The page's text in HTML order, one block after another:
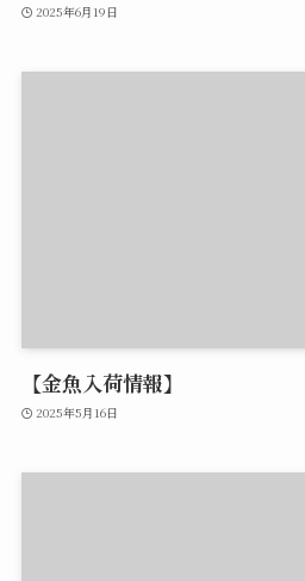
2025年6月19日
【金魚入荷情報】
2025年5月16日